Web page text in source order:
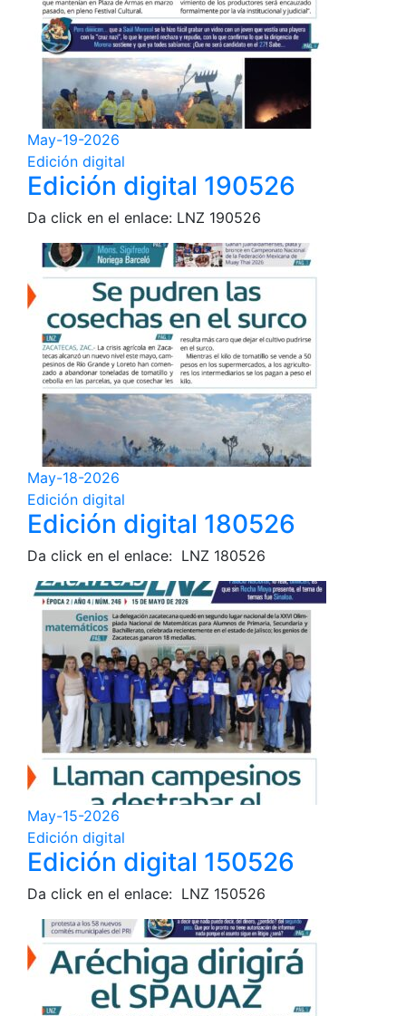
May-19-2026
Edición digital
Edición digital 190526
Da click en el enlace: LNZ 190526
May-18-2026
Edición digital
Edición digital 180526
Da click en el enlace: LNZ 180526
May-15-2026
Edición digital
Edición digital 150526
Da click en el enlace: LNZ 150526